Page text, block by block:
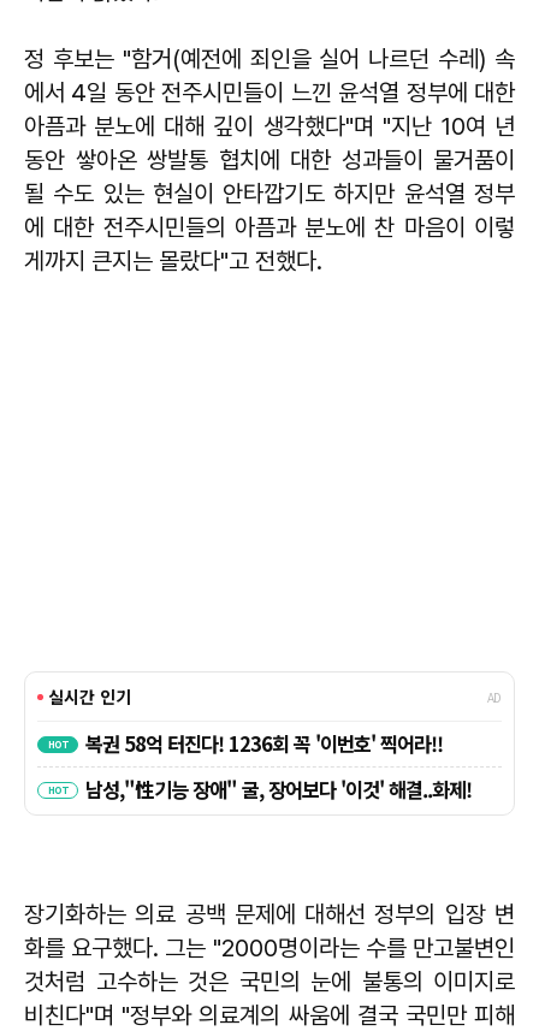
정 후보는 "함거(예전에 죄인을 실어 나르던 수레) 속
에서 4일 동안 전주시민들이 느낀 윤석열 정부에 대한
아픔과 분노에 대해 깊이 생각했다"며 "지난 10여 년
동안 쌓아온 쌍발통 협치에 대한 성과들이 물거품이
될 수도 있는 현실이 안타깝기도 하지만 윤석열 정부
에 대한 전주시민들의 아픔과 분노에 찬 마음이 이렇
게까지 큰지는 몰랐다"고 전했다.
장기화하는 의료 공백 문제에 대해선 정부의 입장 변
화를 요구했다. 그는 "2000명이라는 수를 만고불변인
것처럼 고수하는 것은 국민의 눈에 불통의 이미지로
비친다"며 "정부와 의료계의 싸움에 결국 국민만 피해